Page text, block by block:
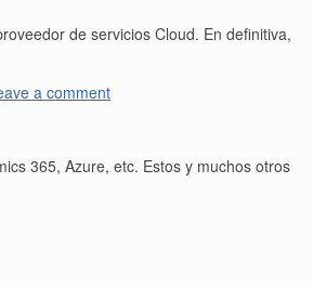
de servicios Cloud. En definitiva,
a comment
365, Azure, etc. Estos y muchos otros